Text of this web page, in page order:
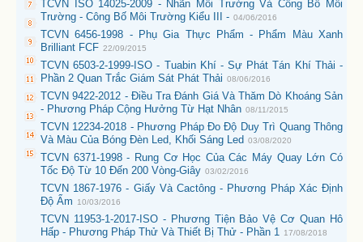
TCVN ISO 14025-2009 - Nhãn Môi Trường Và Công Bố Môi
Trường - Công Bố Môi Trường Kiểu III - 04/06/2016
TCVN 6456-1998 - Phụ Gia Thực Phẩm - Phẩm Màu Xanh
Brilliant FCF 22/09/2015
TCVN 6503-2-1999-ISO - Tuabin Khí - Sự Phát Tán Khí Thải -
Phần 2 Quan Trắc Giám Sát Phát Thải 08/06/2016
TCVN 9422-2012 - Điều Tra Đánh Giá Và Thăm Dò Khoáng Sản
- Phương Pháp Cộng Hưởng Từ Hạt Nhân 08/11/2015
TCVN 12234-2018 - Phương Pháp Đo Độ Duy Trì Quang Thông
Và Màu Của Bóng Đèn Led, Khối Sáng Led 03/08/2020
TCVN 6371-1998 - Rung Cơ Học Của Các Máy Quay Lớn Có
Tốc Độ Từ 10 Đến 200 Vòng-Giây 03/02/2016
TCVN 1867-1976 - Giấy Và Cactông - Phương Pháp Xác Định
Độ Ẩm
10/03/2016
TCVN 11953-1-2017-ISO - Phương Tiện Bảo Vệ Cơ Quan Hô
Hấp - Phương Pháp Thử Và Thiết Bị Thử - Phần 1
17/08/2018